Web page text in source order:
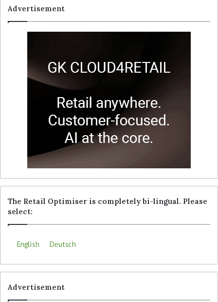
Advertisement
The Retail Optimiser is completely bi-lingual. Please
select:
English Deutsch
Advertisement